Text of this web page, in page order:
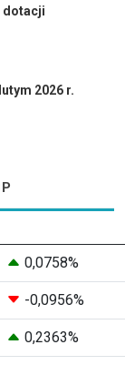
dotacji
2026 r.
0,0758%
-0,0956%
0,2363%